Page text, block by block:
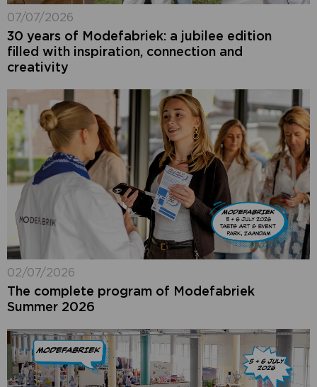
07/07/2026
30 years of Modefabriek: a jubilee edition
filled with inspiration, connection and
creativity
02/07/2026
The complete program of Modefabriek
Summer 2026